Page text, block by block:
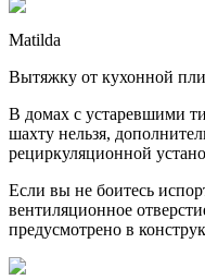
Matilda
Вытяжку от кухонной
В домах с устаревшими
шахту нельзя,
рециркуляционной
Если вы не боитесь
вентиляционное
предусмотрено в